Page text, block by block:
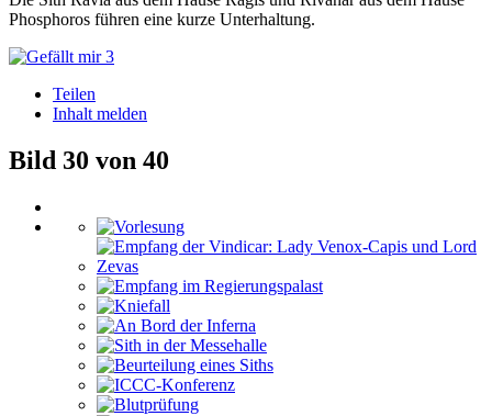
Phosphoros führen eine kurze Unterhaltung.
3
Teilen
Inhalt melden
Bild 30 von 40